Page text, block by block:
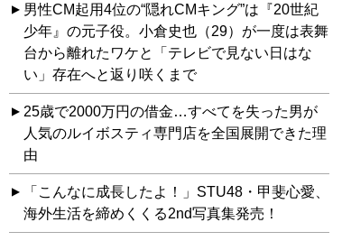
男性CM起用4位の“隠れCMキング”は『20世紀
少年』の元子役。小倉史也（29）が一度は表舞
台から離れたワケと「テレビで見ない日はな
い」存在へと返り咲くまで
25歳で2000万円の借金…すべてを失った男が
人気のルイボスティ専門店を全国展開できた理
由
「こんなに成長したよ！」STU48・甲斐心愛、
海外生活を締めくくる2nd写真集発売！